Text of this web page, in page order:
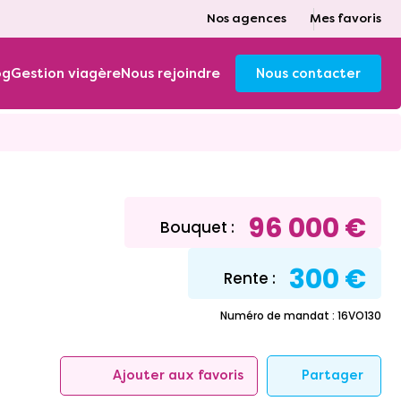
Nos agences Mes favoris
Gestion viagèreNous rejoindre Nous contacter
Bouquet : 96 000 €
Rente : 300 €
Numéro de mandat : 16VO130
Ajouter aux favoris Partager